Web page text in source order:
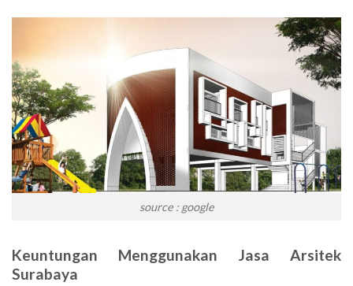
source : google
Keuntungan Menggunakan Jasa Arsitek
Surabaya